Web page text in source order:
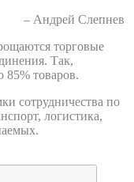
– Андрей Слепнев
торговые
Так,
85% товаров.
сотрудничества по
логистика,